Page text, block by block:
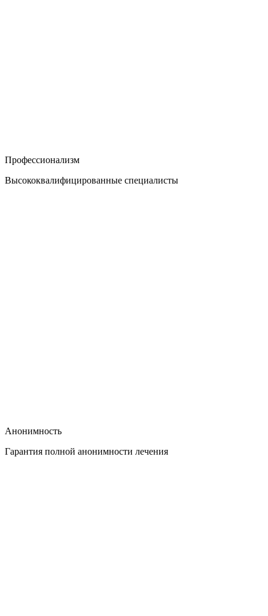
Профессионализм
Высококвалифицированные специалисты
Анонимность
Гарантия полной анонимности лечения